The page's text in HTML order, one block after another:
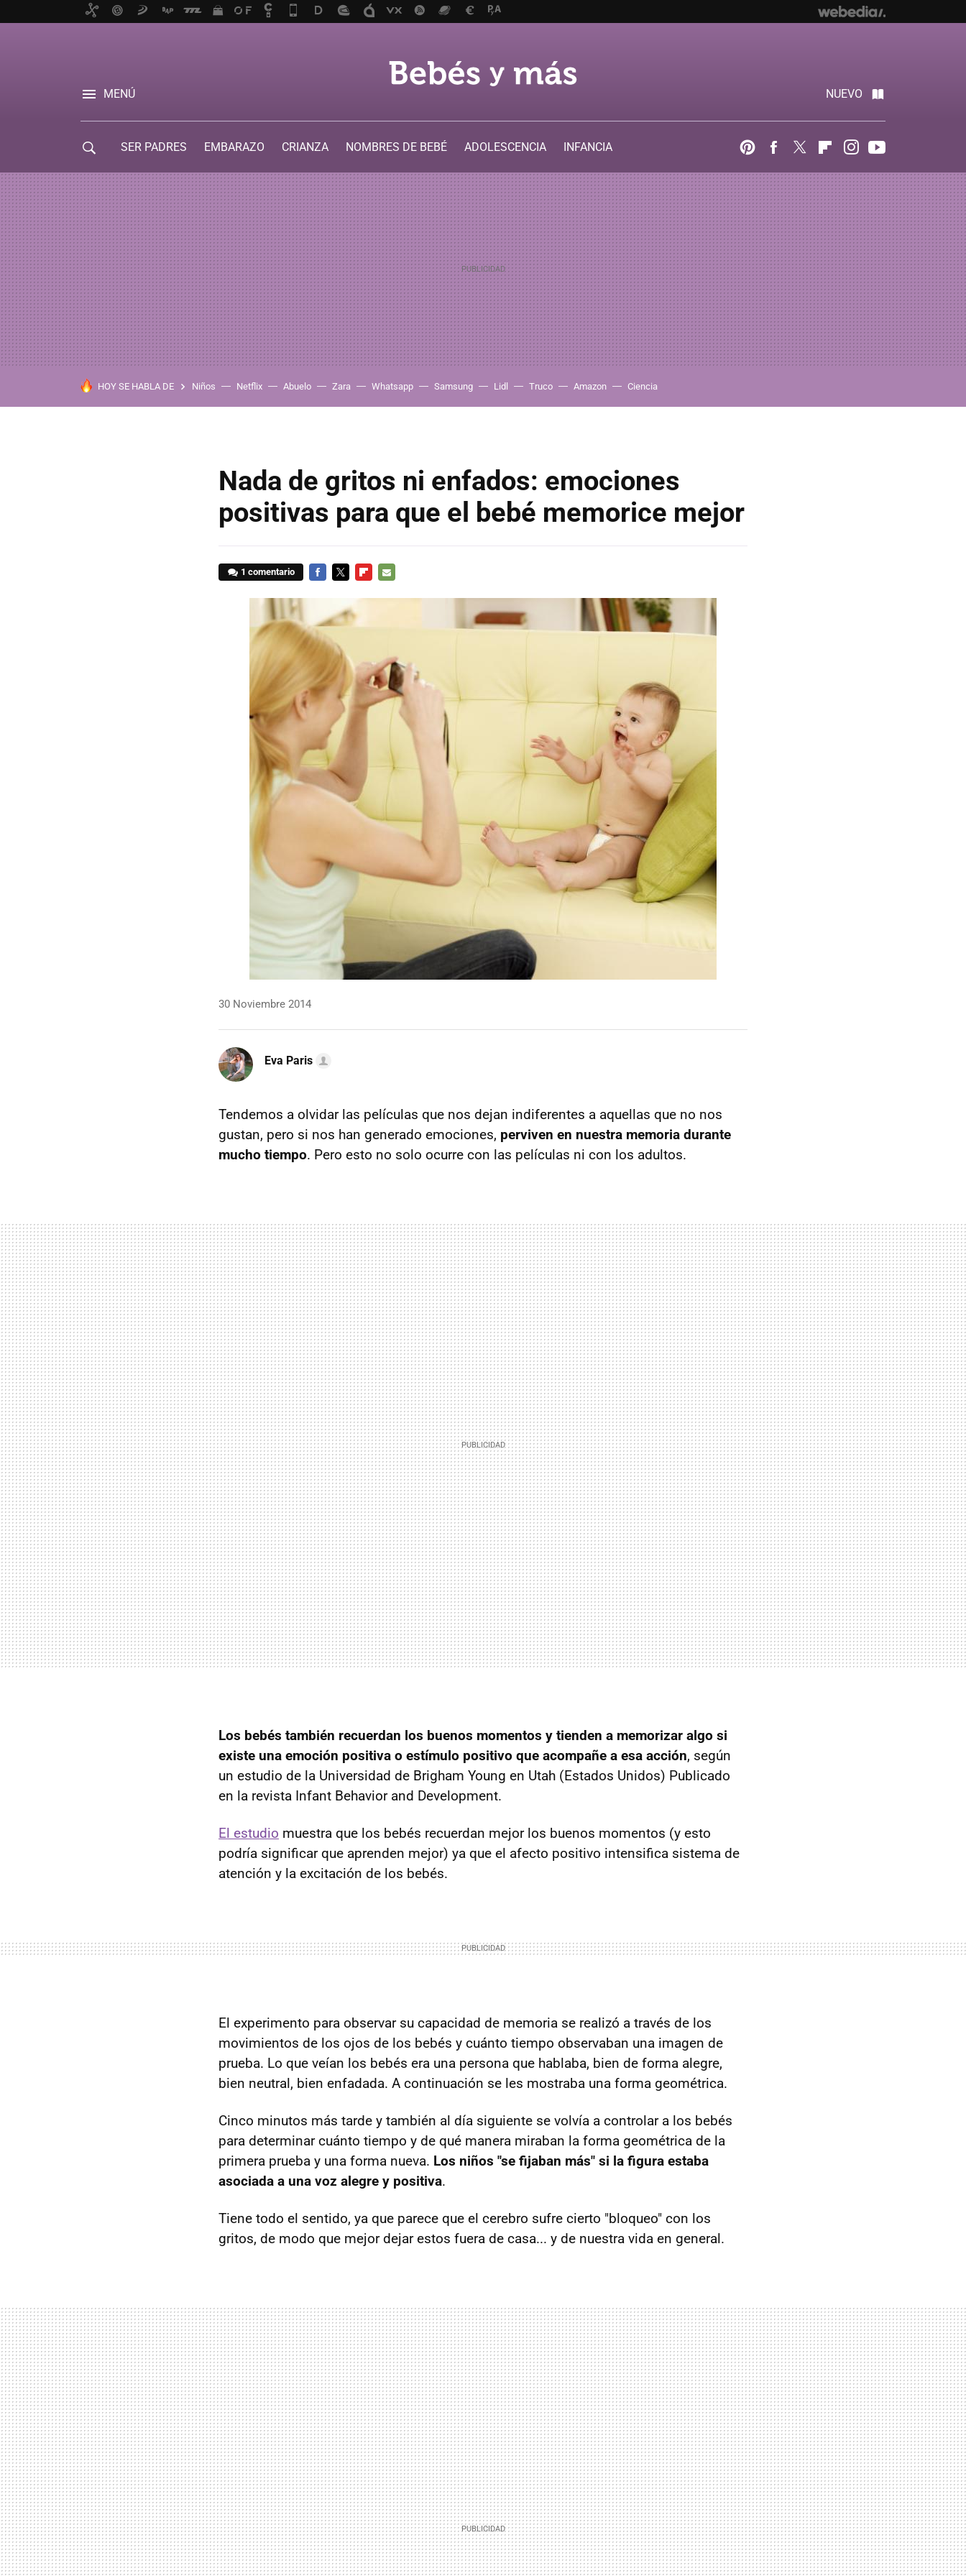
MENÚ NUEVO
SER PADRES EMBARAZO CRIANZA NOMBRES DE BEBÉ ADOLESCENCIA
INFANCIA
PinterestFacebook
Twitter FlipboardInstagram
HOY SE HABLA DE Niños Netflix Abuelo Zara Whatsapp Samsung Lidl Truco Amazon Ciencia
Nada de gritos ni enfados: emociones
positivas para que el bebé memorice mejor
1 comentario
30 Noviembre 2014
Eva Paris
Tendemos a olvidar las películas que nos dejan indiferentes a aquellas que no nos
gustan, pero si nos han generado emociones, perviven en nuestra memoria durante
mucho tiempo. Pero esto no solo ocurre con las películas ni con los adultos.
Los bebés también recuerdan los buenos momentos y tienden a memorizar algo si
existe una emoción positiva o estímulo positivo que acompañe a esa acción, según
un estudio de la Universidad de Brigham Young en Utah (Estados Unidos) Publicado
en la revista Infant Behavior and Development.
El estudio muestra que los bebés recuerdan mejor los buenos momentos (y esto
podría significar que aprenden mejor) ya que el afecto positivo intensifica sistema de
atención y la excitación de los bebés.
El experimento para observar su capacidad de memoria se realizó a través de los
movimientos de los ojos de los bebés y cuánto tiempo observaban una imagen de
prueba. Lo que veían los bebés era una persona que hablaba, bien de forma alegre,
bien neutral, bien enfadada. A continuación se les mostraba una forma geométrica.
Cinco minutos más tarde y también al día siguiente se volvía a controlar a los bebés
para determinar cuánto tiempo y de qué manera miraban la forma geométrica de la
primera prueba y una forma nueva. Los niños "se fijaban más" si la figura estaba
asociada a una voz alegre y positiva.
Tiene todo el sentido, ya que parece que el cerebro sufre cierto "bloqueo" con los
gritos, de modo que mejor dejar estos fuera de casa... y de nuestra vida en general.